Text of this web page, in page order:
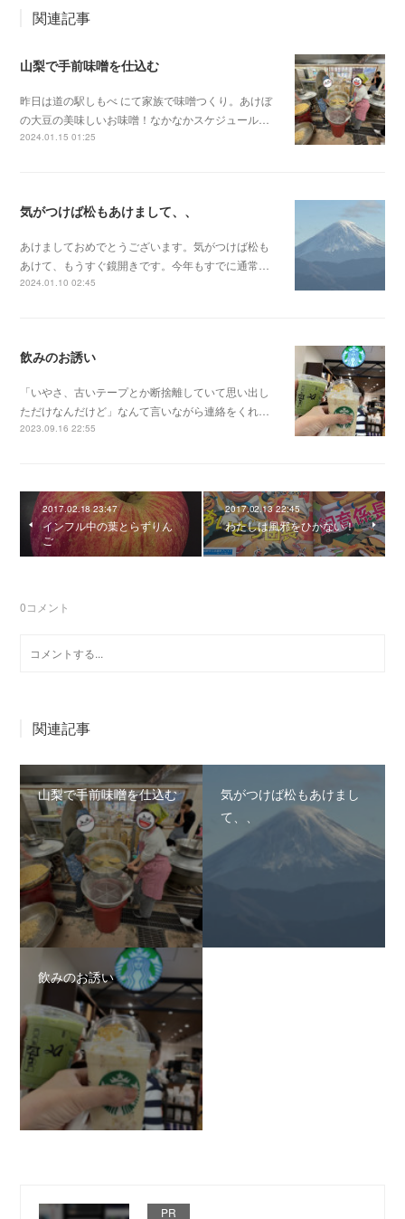
関連記事
山梨で手前味噌を仕込む
昨日は道の駅しもべ にて家族で味噌つくり。あけぼ
の大豆の美味しいお味噌！なかなかスケジュール…
2024.01.15 01:25
気がつけば松もあけまして、、
あけましておめでとうございます。気がつけば松も
あけて、もうすぐ鏡開きです。今年もすでに通常…
2024.01.10 02:45
飲みのお誘い
「いやさ、古いテープとか断捨離していて思い出し
ただけなんだけど」なんて言いながら連絡をくれ…
2023.09.16 22:55
2017.02.18 23:47
インフル中の葉とらずりん
ご
2017.02.13 22:45
わたしは風邪をひかない！
0コメント
関連記事
山梨で手前味噌を仕込む
気がつけば松もあけまし
て、、
飲みのお誘い
PR